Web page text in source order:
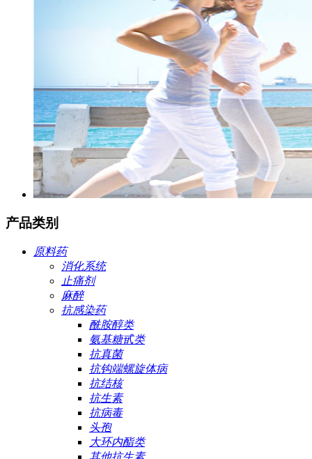
产品类别
原料药
消化系统
止痛剂
麻醉
抗感染药
酰胺醇类
氨基糖甙类
抗真菌
抗钩端螺旋体病
抗结核
抗生素
抗病毒
头孢
大环内酯类